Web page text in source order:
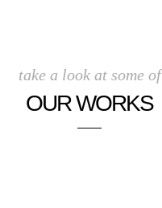
take a look at some of
OUR WORKS